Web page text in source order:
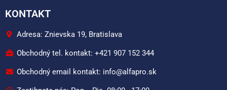
KONTAKT
Adresa: Znievska 19, Bratislava
Obchodný tel. kontakt: +421 907 152 344
Obchodný email kontakt: info@alfapro.sk